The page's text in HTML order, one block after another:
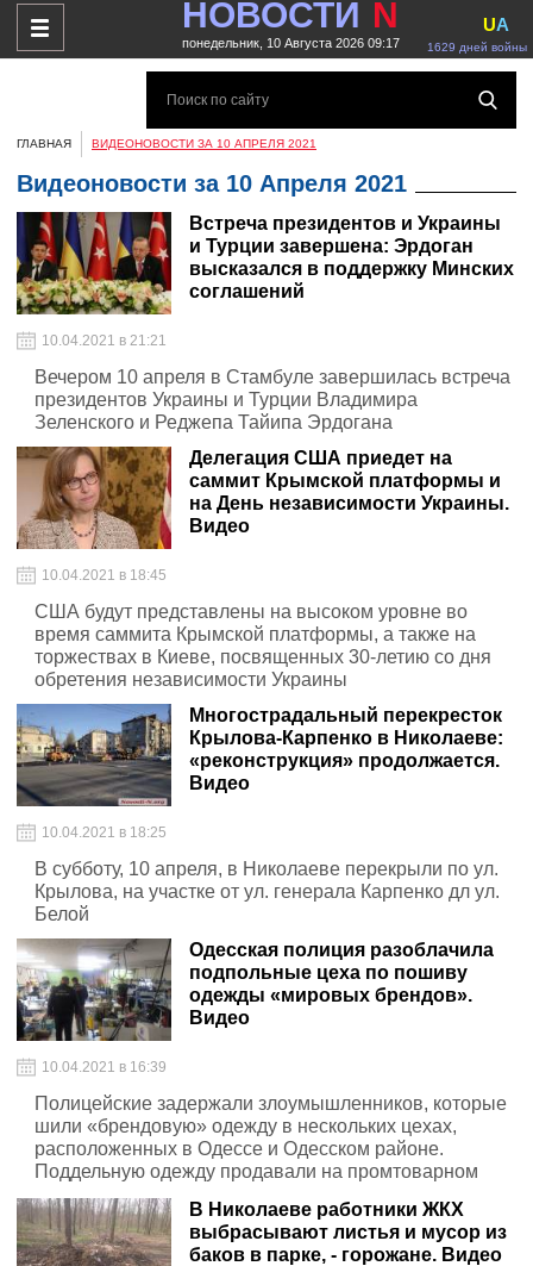
НОВОСТИ N
понедельник, 10 Августа 2026 09:17 1629 дней войны
UA
ГЛАВНАЯ ВИДЕОНОВОСТИ ЗА 10 АПРЕЛЯ 2021
Видеоновости за 10 Апреля 2021
Встреча президентов и Украины
и Турции завершена: Эрдоган
высказался в поддержку Минских
соглашений
10.04.2021 в 21:21
Вечером 10 апреля в Стамбуле завершилась встреча
президентов Украины и Турции Владимира
Зеленского и Реджепа Тайипа Эрдогана
Делегация США приедет на
саммит Крымской платформы и
на День независимости Украины.
Видео
10.04.2021 в 18:45
США будут представлены на высоком уровне во
время саммита Крымской платформы, а также на
торжествах в Киеве, посвященных 30-летию со дня
обретения независимости Украины
Многострадальный перекресток
Крылова-Карпенко в Николаеве:
«реконструкция» продолжается.
Видео
10.04.2021 в 18:25
В субботу, 10 апреля, в Николаеве перекрыли по ул.
Крылова, на участке от ул. генерала Карпенко дл ул.
Белой
Одесская полиция разоблачила
подпольные цеха по пошиву
одежды «мировых брендов».
Видео
10.04.2021 в 16:39
Полицейские задержали злоумышленников, которые
шили «брендовую» одежду в нескольких цехах,
расположенных в Одессе и Одесском районе.
Поддельную одежду продавали на промтоварном
рынке и в сети интернет, переправляя по Украине и за
границу через почтовые отделения и с помощью
автобусных перевозок
В Николаеве работники ЖКХ
выбрасывают листья и мусор из
баков в парке, - горожане. Видео